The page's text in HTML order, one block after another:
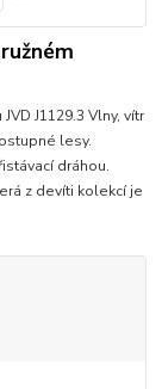
J1129.3 Vlny, vítr
lesy.
dráhou.
z devíti kolekcí je